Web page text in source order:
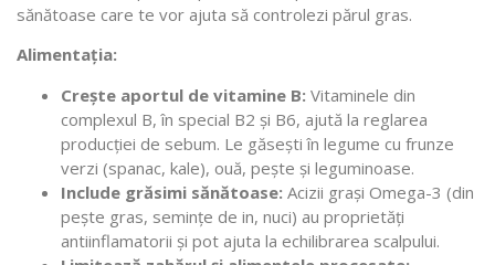
sănătoase care te vor ajuta să controlezi părul gras.
Alimentația:
Crește aportul de vitamine B: Vitaminele din
complexul B, în special B2 și B6, ajută la reglarea
producției de sebum. Le găsești în legume cu frunze
verzi (spanac, kale), ouă, pește și leguminoase.
Include grăsimi sănătoase: Acizii grași Omega-3 (din
pește gras, semințe de in, nuci) au proprietăți
antiinflamatorii și pot ajuta la echilibrarea scalpului.